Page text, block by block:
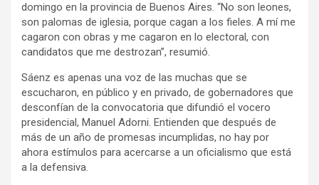
domingo en la provincia de Buenos Aires. “No son leones,
son palomas de iglesia, porque cagan a los fieles. A mí me
cagaron con obras y me cagaron en lo electoral, con
candidatos que me destrozan”, resumió.
Sáenz es apenas una voz de las muchas que se
escucharon, en público y en privado, de gobernadores que
desconfían de la convocatoria que difundió el vocero
presidencial, Manuel Adorni. Entienden que después de
más de un año de promesas incumplidas, no hay por
ahora estímulos para acercarse a un oficialismo que está
a la defensiva.